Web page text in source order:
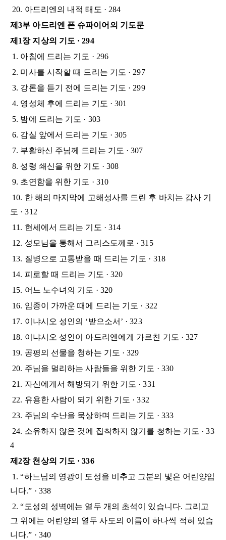
20. 아드리엔의 내적 태도 · 284
제3부 아드리엔 폰 슈파이어의 기도문
제1장 지상의 기도 · 294
1. 아침에 드리는 기도 · 296
2. 미사를 시작할 때 드리는 기도 · 297
3. 강론을 듣기 전에 드리는 기도 · 299
4. 영성체 후에 드리는 기도 · 301
5. 밤에 드리는 기도 · 303
6. 감실 앞에서 드리는 기도 · 305
7. 부활하신 주님께 드리는 기도 · 307
8. 성령 쇄신을 위한 기도 · 308
9. 초연함을 위한 기도 · 310
10. 한 해의 마지막에 고해성사를 드린 후 바치는 감사 기
도 · 312
11. 현세에서 드리는 기도 · 314
12. 성모님을 통해서 그리스도께로 · 315
13. 질병으로 고통받을 때 드리는 기도 · 318
14. 피로할 때 드리는 기도 · 320
15. 어느 노수녀의 기도 · 320
16. 임종이 가까운 때에 드리는 기도 · 322
17. 이냐시오 성인의 ‘받으소서’ · 323
18. 이냐시오 성인이 아드리엔에게 가르친 기도 · 327
19. 공평의 선물을 청하는 기도 · 329
20. 주님을 멀리하는 사람들을 위한 기도 · 330
21. 자신에게서 해방되기 위한 기도 · 331
22. 유용한 사람이 되기 위한 기도 · 332
23. 주님의 수난을 묵상하며 드리는 기도 · 333
24. 소유하지 않은 것에 집착하지 않기를 청하는 기도 · 33
4
제2장 천상의 기도 · 336
1. “하느님의 영광이 도성을 비추고 그분의 빛은 어린양입
니다.” · 338
2. “도성의 성벽에는 열두 개의 초석이 있습니다. 그리고
그 위에는 어린양의 열두 사도의 이름이 하나씩 적혀 있습
니다.” · 340